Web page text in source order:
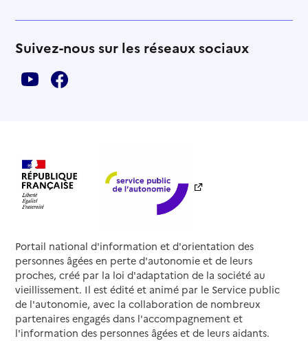
Suivez-nous sur les réseaux sociaux
Portail national d'information et d'orientation des
personnes âgées en perte d'autonomie et de leurs
proches, créé par la loi d'adaptation de la société au
vieillissement. Il est édité et animé par le Service public
de l'autonomie, avec la collaboration de nombreux
partenaires engagés dans l'accompagnement et
l'information des personnes âgées et de leurs aidants.